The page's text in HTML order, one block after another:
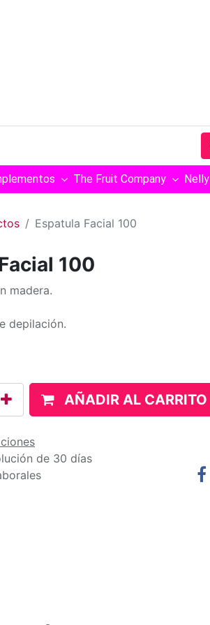
The Fruit Company Nelly
Espatula Facial 100
100
madera.
depilación.
AÑADIR AL CARRITO
de 30 días